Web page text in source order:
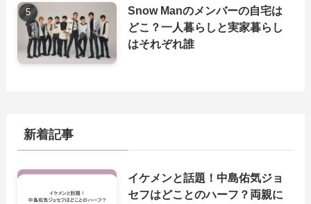
Snow Manのメンバーの自宅は
どこ？一人暮らしと実家暮らし
はそれぞれ誰
新着記事
イケメンと話題！中島佑気ジョ
セフはどことのハーフ？両親に